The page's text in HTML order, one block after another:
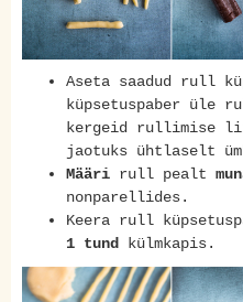
Aseta saadud rull
küpsetuspaber üle
kergeid rullimise
jaotuks ühtlaselt
Määri rull pealt
nonparellides.
Keera rull
1 tund
külmkapis.